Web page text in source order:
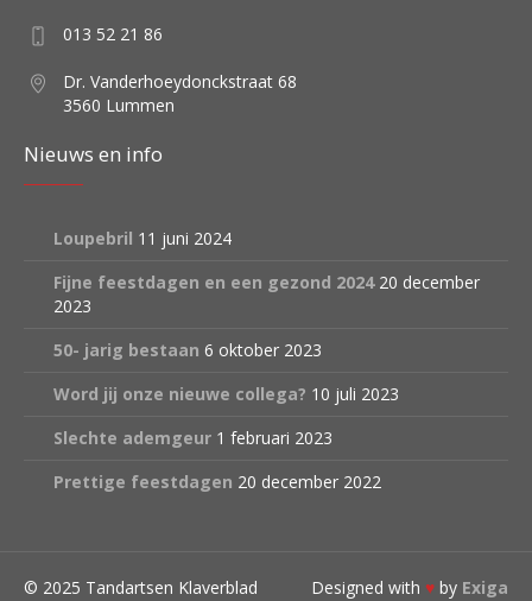
013 52 21 86
Dr. Vanderhoeydonckstraat 68
3560 Lummen
Nieuws en info
Loupebril 11 juni 2024
Fijne feestdagen en een gezond 2024 20 december
2023
50- jarig bestaan 6 oktober 2023
Word jij onze nieuwe collega? 10 juli 2023
Slechte ademgeur 1 februari 2023
Prettige feestdagen 20 december 2022
Designed with ♥ by Exiga
© 2025 Tandartsen Klaverblad